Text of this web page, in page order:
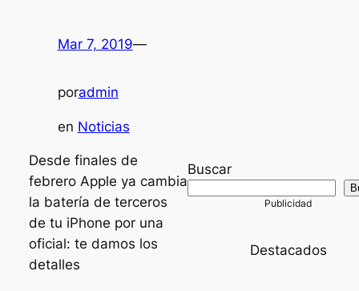
Mar 7, 2019—
poradmin
en Noticias
Desde finales de
febrero Apple ya cambia
la batería de terceros
de tu iPhone por una
oficial: te damos los
detalles
Buscar
Destacados